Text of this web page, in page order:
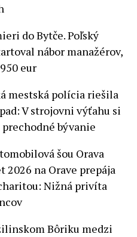
do Bytče. Poľský
nábor manažérov,
eur
mestská polícia riešila
V strojovni výťahu si
bývanie
šou Orava
2026 na Orave prepája
Nižná privíta
Bôriku medzi